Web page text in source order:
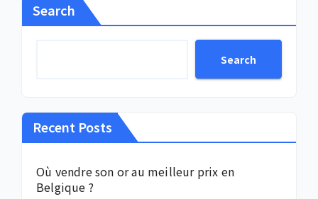
Search
Search
Recent Posts
Où vendre son or au meilleur prix en
Belgique ?